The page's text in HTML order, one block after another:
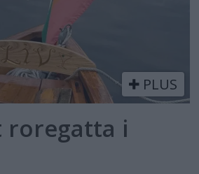
PLUS
roregatta i